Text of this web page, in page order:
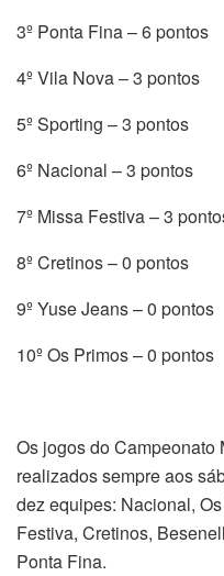
3º Ponta Fina – 6 pontos
4º Vila Nova – 3 pontos
5º Sporting – 3 pontos
6º Nacional – 3 pontos
7º Missa Festiva – 3
8º Cretinos – 0 pontos
9º Yuse Jeans – 0 pontos
10º Os Primos – 0 pontos
Os jogos do
realizados sempre aos
dez equipes: Nacional,
Festiva, Cretinos,
Ponta Fina.